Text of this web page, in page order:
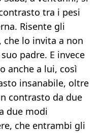
tra i pesi
Risente gli
lo invita a non
padre. E invece
anche a lui, così
insanabile, oltre
contrasto da due
due modi
che entrambi gli